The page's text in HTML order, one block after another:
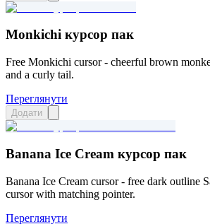
Monkichi курсор пак
Free Monkichi cursor - cheerful brown
and a curly tail.
Переглянути
Додати
Banana Ice Cream курсор пак
Banana Ice Cream cursor - free dark outline
cursor with matching pointer.
Переглянути